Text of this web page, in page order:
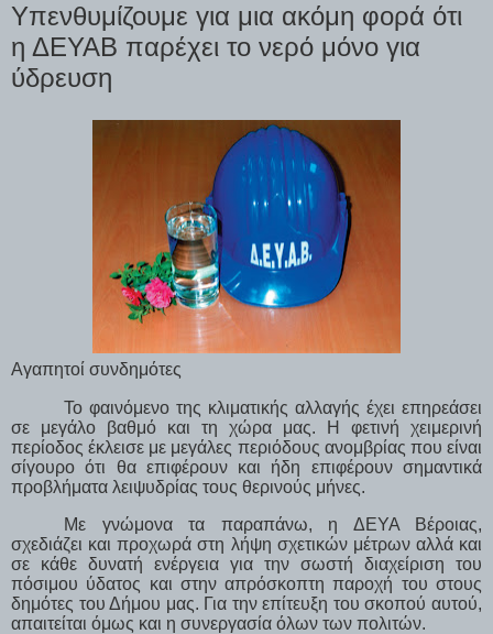
Υπενθυμίζουμε για μια ακόμη φορά ότι
η ΔΕΥΑΒ παρέχει το νερό μόνο για
ύδρευση
Αγαπητοί συνδημότες
Το φαινόμενο της κλιματικής αλλαγής έχει επηρεάσει
σε μεγάλο βαθμό και τη χώρα μας. H φετινή χειμερινή
περίοδος έκλεισε με μεγάλες περιόδους ανομβρίας που είναι
σίγουρο ότι θα επιφέρουν και ήδη επιφέρουν σημαντικά
προβλήματα λειψυδρίας τους θερινούς μήνες.
Με γνώμονα τα παραπάνω, η ΔΕΥΑ Βέροιας,
σχεδιάζει και προχωρά στη λήψη σχετικών μέτρων αλλά και
σε κάθε δυνατή ενέργεια για την σωστή διαχείριση του
πόσιμου ύδατος και στην απρόσκοπτη παροχή του στους
δημότες του Δήμου μας. Για την επίτευξη του σκοπού αυτού,
απαιτείται όμως και η συνεργασία όλων των πολιτών.